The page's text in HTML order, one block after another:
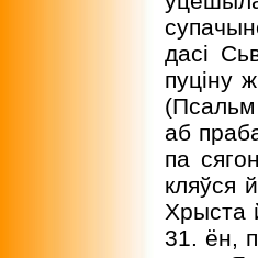
дасі
пуціну
аб
па
кляўся
Хрыста
31. ён,